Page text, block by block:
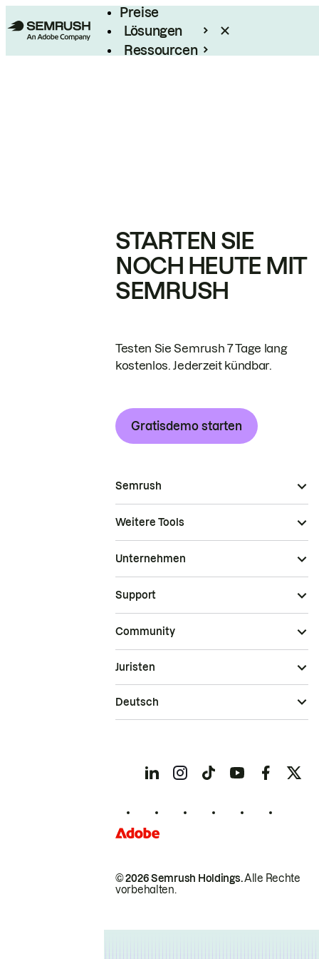
Preise
Lösungen
Ressourcen
STARTEN SIE
NOCH HEUTE MIT
SEMRUSH
Testen Sie Semrush 7 Tage lang
kostenlos. Jederzeit kündbar.
Gratisdemo starten
Semrush
Weitere Tools
Unternehmen
Support
Community
© 2026 Semrush Holdings.Alle Rechte
vorbehalten.
Juristen
Deutsch